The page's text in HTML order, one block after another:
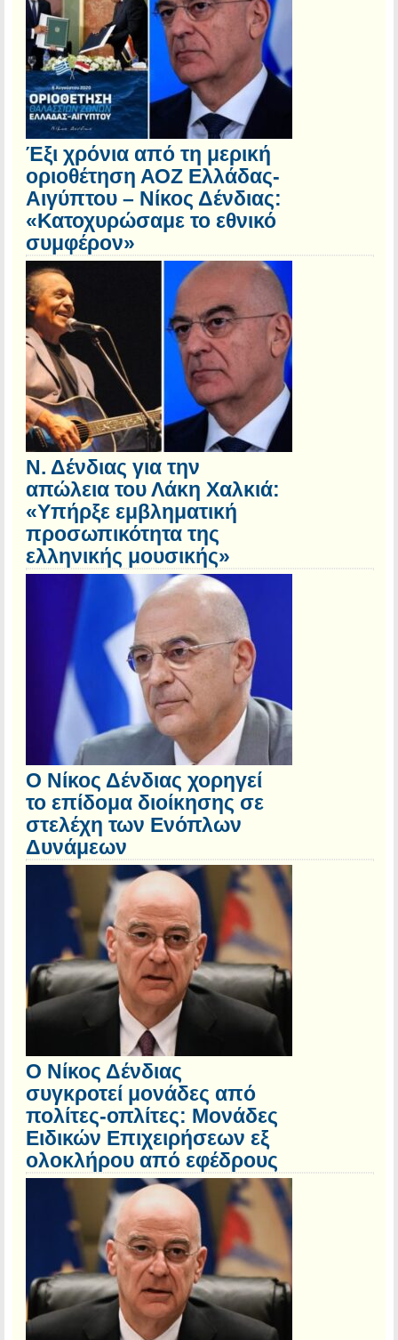
Έξι χρόνια από τη μερική
οριοθέτηση ΑΟΖ Ελλάδας-
Αιγύπτου – Νίκος Δένδιας:
«Κατοχυρώσαμε το εθνικό
συμφέρον»
Ν. Δένδιας για την
απώλεια του Λάκη Χαλκιά:
«Υπήρξε εμβληματική
προσωπικότητα της
ελληνικής μουσικής»
Ο Νίκος Δένδιας χορηγεί
το επίδομα διοίκησης σε
στελέχη των Ενόπλων
Δυνάμεων
Ο Νίκος Δένδιας
συγκροτεί μονάδες από
πολίτες-οπλίτες: Μονάδες
Ειδικών Επιχειρήσεων εξ
ολοκλήρου από εφέδρους